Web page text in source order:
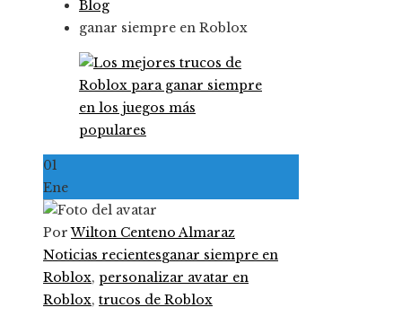
Blog
ganar siempre en Roblox
01
Ene
PorWilton Centeno Almaraz
Noticias recientesganar siempre en
Roblox, personalizar avatar en
Roblox, trucos de Roblox